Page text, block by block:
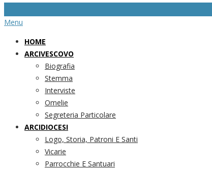
Menu
HOME
ARCIVESCOVO
Biografia
Stemma
Interviste
Omelie
Segreteria Particolare
ARCIDIOCESI
Logo, Storia, Patroni E Santi
Vicarie
Parrocchie E Santuari